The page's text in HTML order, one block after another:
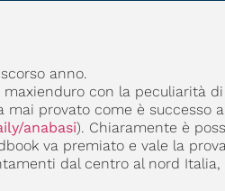
anno.
con la peculiarità
mai provato come è successo
anabasi). Chiaramente è
va premiato e vale la
dal centro al nord